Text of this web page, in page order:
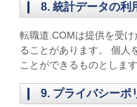
8. 統計データの利
転職道.COMは提供を受
ることがあります。 個人
ことができるものとします
9. プライバシーポ